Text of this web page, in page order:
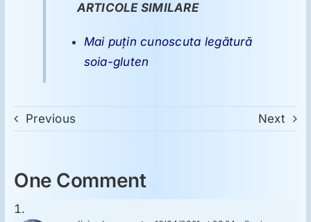
ARTICOLE SIMILARE
Mai puţin cunoscuta legătură
soia-gluten
Previous Next
One Comment